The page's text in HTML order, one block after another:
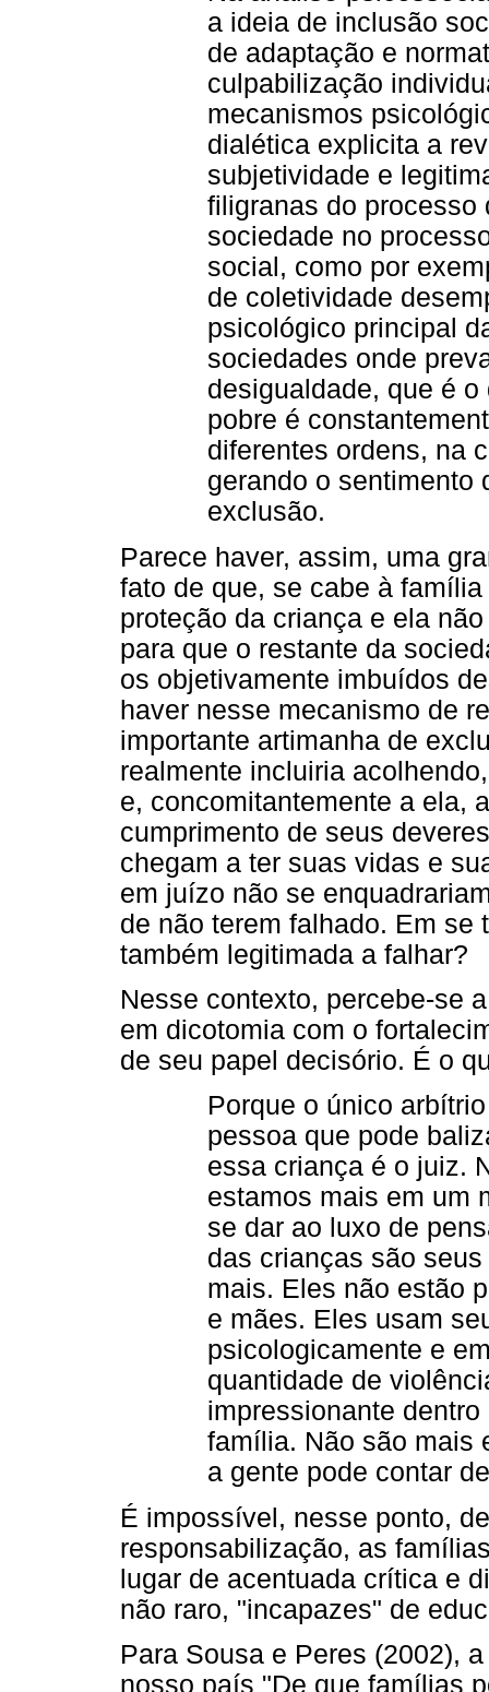
a ideia de inclusão
de adaptação e
culpabilização
mecanismos
dialética explicita a
subjetividade e
filigranas do processo
sociedade no
social, como por
de coletividade
psicológico principal
sociedades onde
desigualdade, que é
pobre é
diferentes ordens, na
gerando o sentimento
exclusão.
Parece haver, assim, uma
fato de que, se cabe à
proteção da criança e ela
para que o restante da
os objetivamente imbuídos
haver nesse mecanismo de
importante artimanha de
realmente incluiria
e, concomitantemente a ela,
cumprimento de seus
chegam a ter suas vidas e
em juízo não se
de não terem falhado. Em
também legitimada a falhar?
Nesse contexto, percebe-se
em dicotomia com o
de seu papel decisório. É o
Porque o único
pessoa que pode
essa criança é o juiz.
estamos mais em um
se dar ao luxo de
das crianças são
mais. Eles não estão
e mães. Eles usam
psicologicamente e
quantidade de
impressionante
família. Não são mais
a gente pode contar
É impossível, nesse ponto,
responsabilização, as
lugar de acentuada crítica e
não raro, "incapazes" de
Para Sousa e Peres (2002),
nosso país "De que famílias